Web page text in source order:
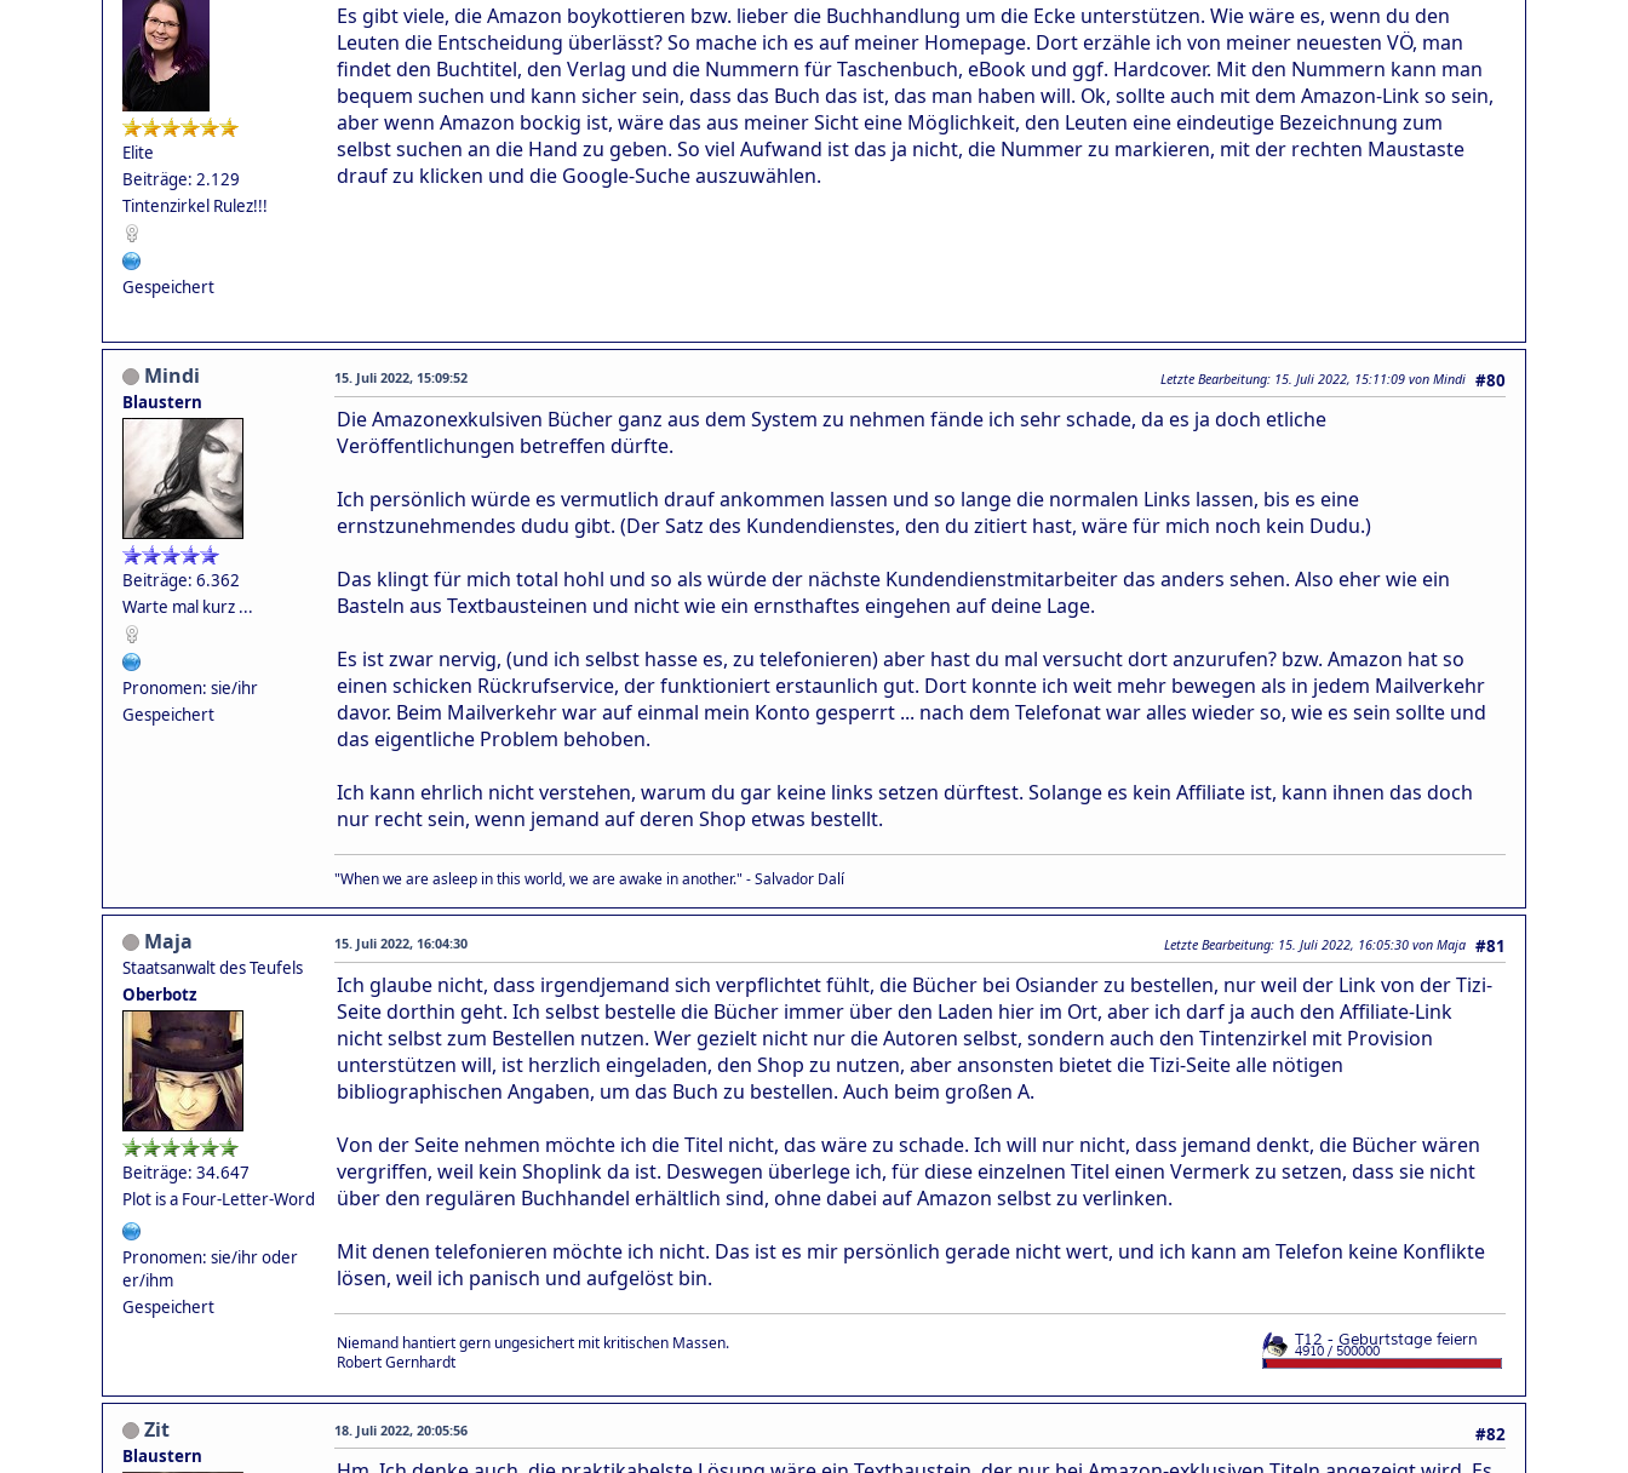
Elite
Beiträge: 2.129
Tintenzirkel Rulez!!!
Gespeichert
Es gibt viele, die Amazon boykottieren bzw. lieber die Buchhandlung um die Ecke unterstützen. Wie wäre es, wenn du den
Leuten die Entscheidung überlässt? So mache ich es auf meiner Homepage. Dort erzähle ich von meiner neuesten VÖ, man
findet den Buchtitel, den Verlag und die Nummern für Taschenbuch, eBook und ggf. Hardcover. Mit den Nummern kann man
bequem suchen und kann sicher sein, dass das Buch das ist, das man haben will. Ok, sollte auch mit dem Amazon-Link so sein,
aber wenn Amazon bockig ist, wäre das aus meiner Sicht eine Möglichkeit, den Leuten eine eindeutige Bezeichnung zum
selbst suchen an die Hand zu geben. So viel Aufwand ist das ja nicht, die Nummer zu markieren, mit der rechten Maustaste
drauf zu klicken und die Google-Suche auszuwählen.
Mindi
Blaustern
Beiträge: 6.362
Warte mal kurz ...
Pronomen: sie/ihr
Gespeichert
#80
15. Juli 2022, 15:09:52 Letzte Bearbeitung: 15. Juli 2022, 15:11:09 von Mindi
Die Amazonexkulsiven Bücher ganz aus dem System zu nehmen fände ich sehr schade, da es ja doch etliche
Veröffentlichungen betreffen dürfte.
Ich persönlich würde es vermutlich drauf ankommen lassen und so lange die normalen Links lassen, bis es eine
ernstzunehmendes dudu gibt. (Der Satz des Kundendienstes, den du zitiert hast, wäre für mich noch kein Dudu.)
Das klingt für mich total hohl und so als würde der nächste Kundendienstmitarbeiter das anders sehen. Also eher wie ein
Basteln aus Textbausteinen und nicht wie ein ernsthaftes eingehen auf deine Lage.
Es ist zwar nervig, (und ich selbst hasse es, zu telefonieren) aber hast du mal versucht dort anzurufen? bzw. Amazon hat so
einen schicken Rückrufservice, der funktioniert erstaunlich gut. Dort konnte ich weit mehr bewegen als in jedem Mailverkehr
davor. Beim Mailverkehr war auf einmal mein Konto gesperrt ... nach dem Telefonat war alles wieder so, wie es sein sollte und
das eigentliche Problem behoben.
Ich kann ehrlich nicht verstehen, warum du gar keine links setzen dürftest. Solange es kein Affiliate ist, kann ihnen das doch
nur recht sein, wenn jemand auf deren Shop etwas bestellt.
"When we are asleep in this world, we are awake in another." - Salvador Dalí
Maja
Staatsanwalt des Teufels
Oberbotz
Beiträge: 34.647
Plot is a Four-Letter-Word
Pronomen: sie/ihr oder
er/ihm
Gespeichert
#81
15. Juli 2022, 16:04:30 Letzte Bearbeitung: 15. Juli 2022, 16:05:30 von Maja
Ich glaube nicht, dass irgendjemand sich verpflichtet fühlt, die Bücher bei Osiander zu bestellen, nur weil der Link von der Tizi-
Seite dorthin geht. Ich selbst bestelle die Bücher immer über den Laden hier im Ort, aber ich darf ja auch den Affiliate-Link
nicht selbst zum Bestellen nutzen. Wer gezielt nicht nur die Autoren selbst, sondern auch den Tintenzirkel mit Provision
unterstützen will, ist herzlich eingeladen, den Shop zu nutzen, aber ansonsten bietet die Tizi-Seite alle nötigen
bibliographischen Angaben, um das Buch zu bestellen. Auch beim großen A.
Von der Seite nehmen möchte ich die Titel nicht, das wäre zu schade. Ich will nur nicht, dass jemand denkt, die Bücher wären
vergriffen, weil kein Shoplink da ist. Deswegen überlege ich, für diese einzelnen Titel einen Vermerk zu setzen, dass sie nicht
über den regulären Buchhandel erhältlich sind, ohne dabei auf Amazon selbst zu verlinken.
Mit denen telefonieren möchte ich nicht. Das ist es mir persönlich gerade nicht wert, und ich kann am Telefon keine Konflikte
lösen, weil ich panisch und aufgelöst bin.
Niemand hantiert gern ungesichert mit kritischen Massen.
Robert Gernhardt
Zit
Blaustern
#82
18. Juli 2022, 20:05:56